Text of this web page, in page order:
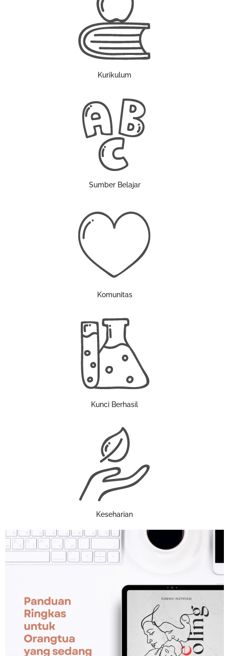
Kurikulum
Sumber Belajar
Komunitas
Kunci Berhasil
Keseharian